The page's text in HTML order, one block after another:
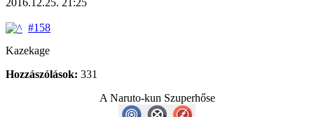
#158
Kazekage
Hozzászólások: 331
A Naruto-kun Szuperhőse